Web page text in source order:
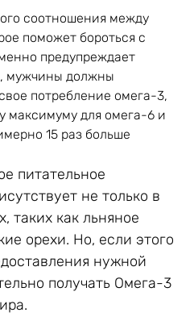
соотношения между
поможет бороться с
предупреждает
мужчины должны
потребление омега-3,
максимуму для омега-6 и
15 раз больше
питательное
не только в
таких как льняное
орехи. Но, если этого
нужной
получать Омега-3